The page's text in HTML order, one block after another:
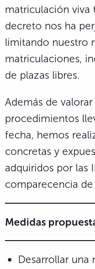
matriculación viva
decreto nos ha
limitando nuestro
matriculaciones,
de plazas libres.
Además de
procedimientos
fecha, hemos
concretas y
adquiridos por las
comparecencia
Medidas
Desarrollar una